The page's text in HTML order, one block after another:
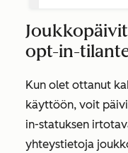
opt-in-
Kun olet ottanut
käyttöön, voit
in-statuksen
yhteystietoja